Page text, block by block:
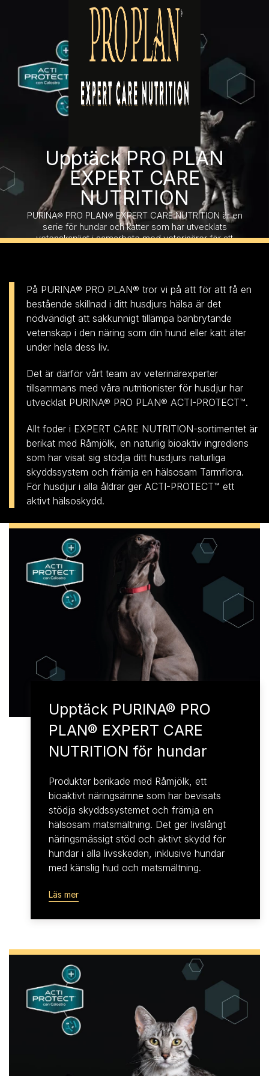
Upptäck PRO PLAN
EXPERT CARE
NUTRITION
PURINA® PRO PLAN® EXPERT CARE NUTRITION är en
serie för hundar och katter som har utvecklats
vetenskapligt i samarbete med veterinärer för att
På PURINA® PRO PLAN® tror vi på att för att få en
bestående skillnad i ditt husdjurs hälsa är det
nödvändigt att sakkunnigt tillämpa banbrytande
vetenskap i den näring som din hund eller katt äter
under hela dess liv.
Det är därför vårt team av veterinärexperter
tillsammans med våra nutritionister för husdjur har
utvecklat PURINA® PRO PLAN® ACTI-PROTECT™.
Allt foder i EXPERT CARE NUTRITION-sortimentet är
berikat med Råmjölk, en naturlig bioaktiv ingrediens
som har visat sig stödja ditt husdjurs naturliga
skyddssystem och främja en hälsosam Tarmflora.
För husdjur i alla åldrar ger ACTI-PROTECT™ ett
aktivt hälsoskydd.
Upptäck PURINA® PRO
PLAN® EXPERT CARE
NUTRITION för hundar
Produkter berikade med Råmjölk, ett
bioaktivt näringsämne som har bevisats
stödja skyddssystemet och främja en
hälsosam matsmältning. Det ger livslångt
näringsmässigt stöd och aktivt skydd för
hundar i alla livsskeden, inklusive hundar
med känslig hud och matsmältning.
Läs mer